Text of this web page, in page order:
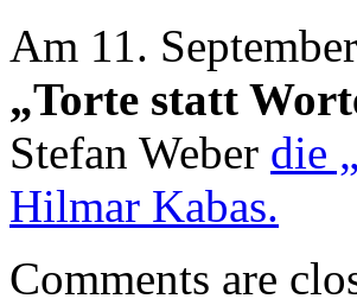
Am 11.
„Torte statt
Stefan Weber die
Hilmar Kabas.
Comments are